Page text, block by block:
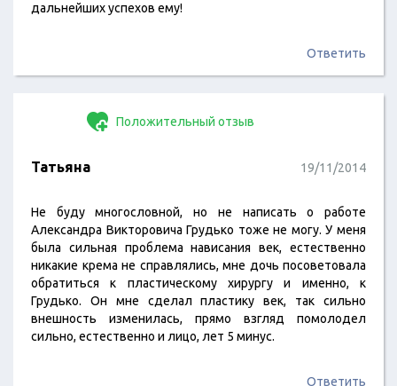
дальнейших успехов ему!
Ответить
Положительный отзыв
Татьяна 19/11/2014
Не буду многословной, но не написать о работе
Александра Викторовича Грудько тоже не могу. У меня
была сильная проблема нависания век, естественно
никакие крема не справлялись, мне дочь посоветовала
обратиться к пластическому хирургу и именно, к
Грудько. Он мне сделал пластику век, так сильно
внешность изменилась, прямо взгляд помолодел
сильно, естественно и лицо, лет 5 минус.
Ответить